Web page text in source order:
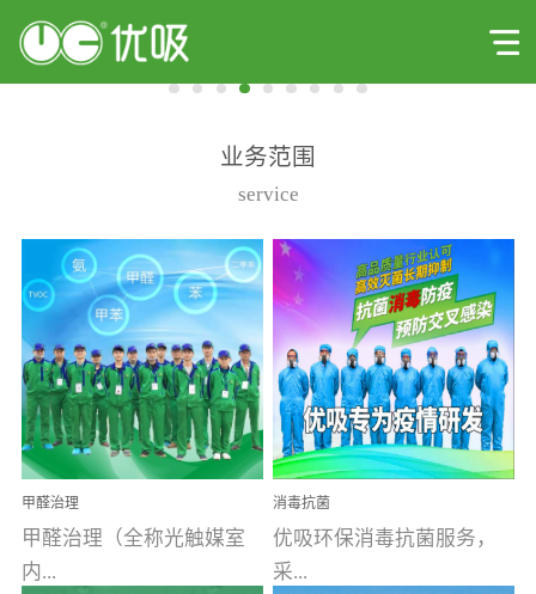
业务范围
service
甲醛治理
甲醛治理（全称光触媒室
内...
消毒抗菌
优吸环保消毒抗菌服务，
采...